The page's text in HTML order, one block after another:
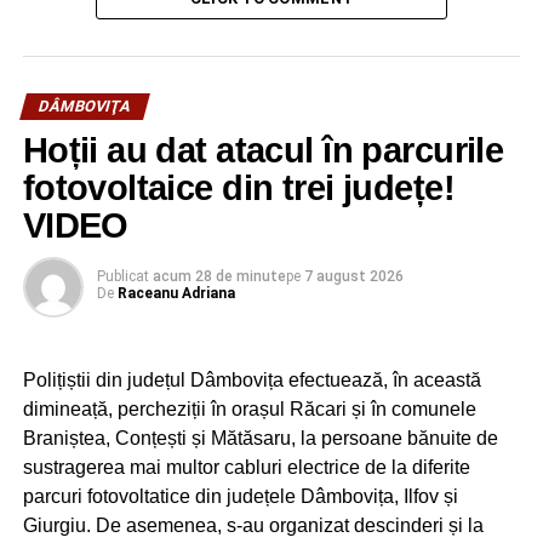
a unei moţiuni de cenzură desuete, probabil în scopul
când şi că lucrează!
RECLAMA
dezinformări și interpretări tendențios-absurde ale
realității. Date, fapte certe atestate de instituții
internaționale sunt ignorate, ascunse cu premeditare
în favoarea unei propagande fără niciun suport.
Minciunile din textul moțiunii sunt în fapt continuarea
DÂMBOVIŢA
Hoții au dat atacul în parcurile
fotovoltaice din trei județe!
VIDEO
Publicat acum 28 de minutepe 7 august 2026
De Raceanu Adriana
Polițiștii din județul Dâmbovița efectuează, în această
dimineață, percheziții în orașul Răcari și în comunele
Braniștea, Conțești și Mătăsaru, la persoane bănuite de
sustragerea mai multor cabluri electrice de la diferite
parcuri fotovoltatice din județele Dâmbovița, Ilfov și
Giurgiu. De asemenea, s-au organizat descinderi și la